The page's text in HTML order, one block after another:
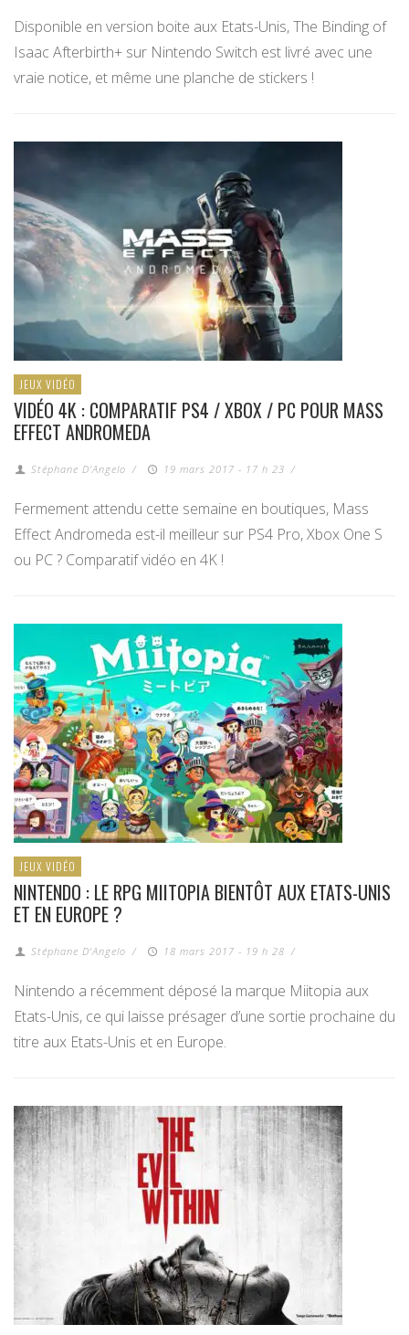
Disponible en version boite aux Etats-Unis, The Binding of
Isaac Afterbirth+ sur Nintendo Switch est livré avec une
vraie notice, et même une planche de stickers !
JEUX VIDÉO
VIDÉO 4K : COMPARATIF PS4 / XBOX / PC POUR MASS
EFFECT ANDROMEDA
Stéphane D'Angelo / 19 mars 2017 - 17 h 23 /
Fermement attendu cette semaine en boutiques, Mass
Effect Andromeda est-il meilleur sur PS4 Pro, Xbox One S
ou PC ? Comparatif vidéo en 4K !
JEUX VIDÉO
NINTENDO : LE RPG MIITOPIA BIENTÔT AUX ETATS-UNIS
ET EN EUROPE ?
Stéphane D'Angelo / 18 mars 2017 - 19 h 28 /
Nintendo a récemment déposé la marque Miitopia aux
Etats-Unis, ce qui laisse présager d’une sortie prochaine du
titre aux Etats-Unis et en Europe.